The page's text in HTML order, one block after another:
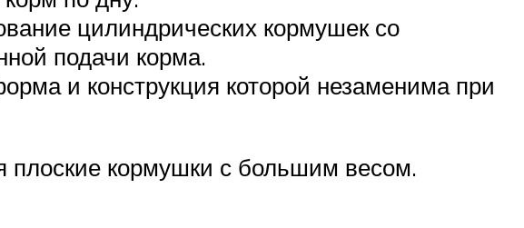
цилиндрических кормушек со
подачи корма.
и конструкция которой незаменима при
плоские кормушки с большим весом.